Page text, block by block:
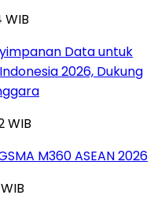
Data untuk
2026, Dukung
WIB
M360 ASEAN 2026